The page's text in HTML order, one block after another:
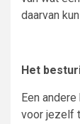
daarvan
Het
Een
voor jezelf